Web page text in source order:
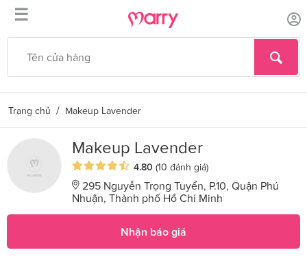
☰
Trang chủ / Makeup Lavender
Makeup Lavender
4.80 (10 đánh giá)
295 Nguyễn Trọng Tuyển, P.10, Quận Phú
Nhuận, Thành phố Hồ Chí Minh
Nhận báo giá